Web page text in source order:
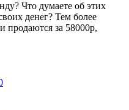
Что думаете об этих
денег? Тем более
продаются за 58000р,